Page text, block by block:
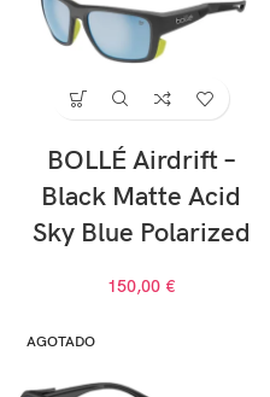
BOLLÉ Airdrift –
Black Matte Acid
Sky Blue Polarized
150,00 €
AGOTADO